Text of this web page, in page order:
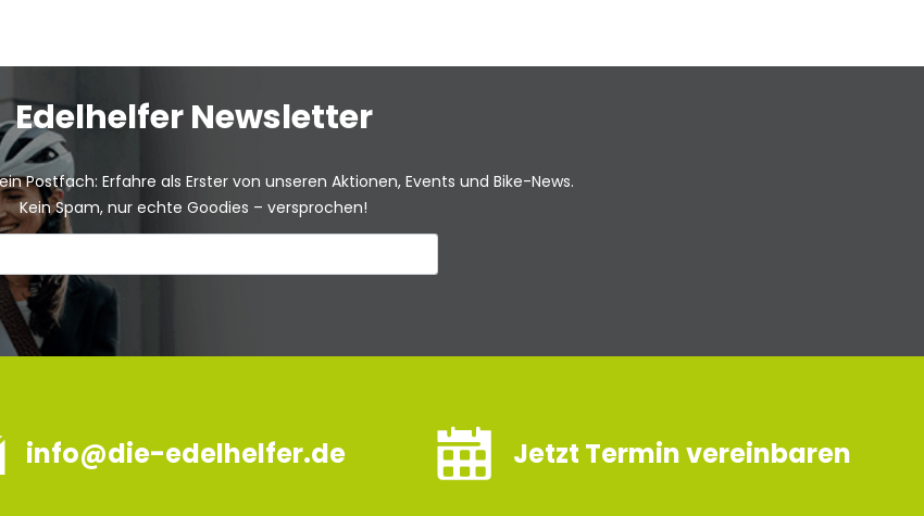
Edelhelfer Newsletter
Postfach: Erfahre als Erster von unseren Aktionen, Events und Bike-News.
Kein Spam, nur echte Goodies – versprochen!
info@die-edelhelfer.de Jetzt Termin vereinbaren